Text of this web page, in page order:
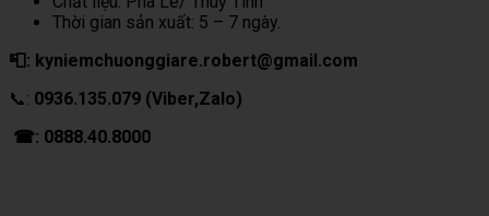
Thời gian sản xuất: 5 – 7 ngày.
📮: kyniemchuonggiare.robert@gmail.com
📞: 0936.135.079 (Viber,Zalo)
☎: 0888.40.8000